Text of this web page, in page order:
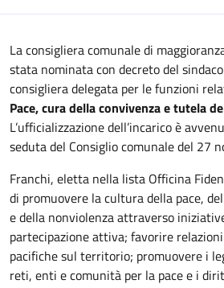
La consigliera comunale di
stata nominata con decreto del sindaco
consigliera delegata per le funzioni
Pace, cura della convivenza e tutela
L’ufficializzazione dell’incarico è
seduta del Consiglio comunale del 27
Franchi, eletta nella lista Officina
di promuovere la cultura della pace,
e della nonviolenza attraverso
partecipazione attiva; favorire
pacifiche sul territorio; promuovere i
reti, enti e comunità per la pace e i